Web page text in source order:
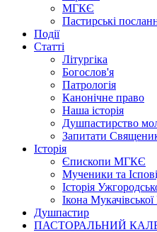
МГКЄ
Пастирські
Події
Статті
Літургіка
Богослов'я
Патрологія
Канонічне право
Наша історія
Душпастирство
Запитати
Історія
Єпископи МГКЄ
Мученики та
Історія
Ікона
Душпастир
ПАСТОРАЛЬНИЙ